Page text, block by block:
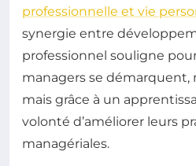
professionnelle et vie
synergie entre
professionnel souligne
managers se démarquent,
mais grâce à un
volonté d’améliorer leurs
managériales.